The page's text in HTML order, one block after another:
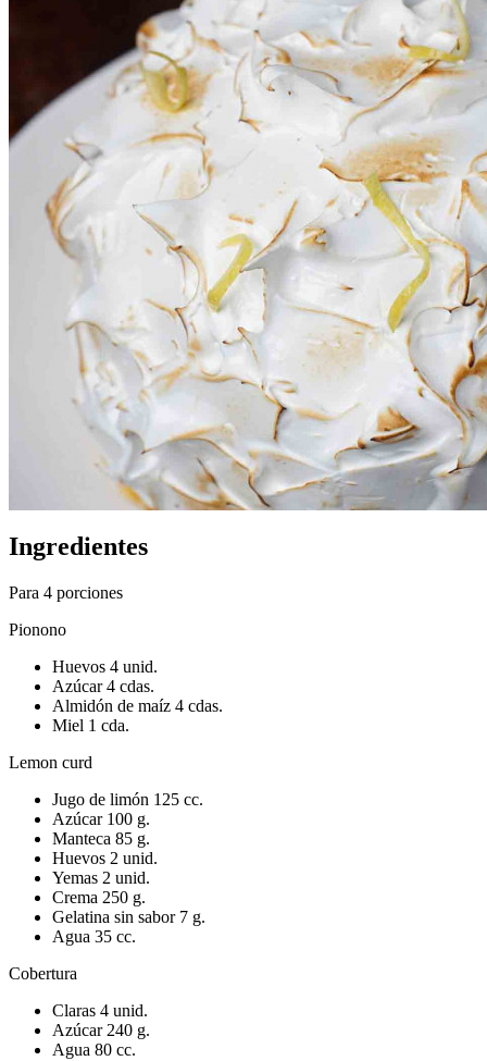
Ingredientes
Para 4 porciones
Pionono
Huevos 4 unid.
Azúcar 4 cdas.
Almidón de maíz 4 cdas.
Miel 1 cda.
Lemon curd
Jugo de limón 125 cc.
Azúcar 100 g.
Manteca 85 g.
Huevos 2 unid.
Yemas 2 unid.
Crema 250 g.
Gelatina sin sabor 7 g.
Agua 35 cc.
Cobertura
Claras 4 unid.
Azúcar 240 g.
Agua 80 cc.